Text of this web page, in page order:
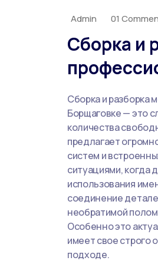
Admin 01
Сборка и
Сборка и разборка
Борщаговке — это
количества
предлагает
систем и
ситуациями, когда
использования
соединение
необратимой
Особенно это
имеет свое строго
подходе.